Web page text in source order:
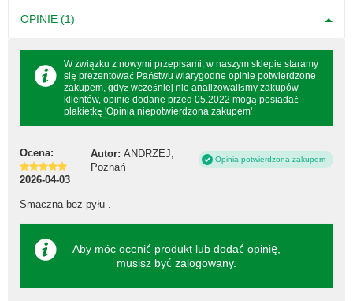
OPINIE (1)
W związku z nowymi przepisami, w naszym sklepie staramy
się prezentować Państwu wiarygodne opinie potwierdzone
zakupem, gdyż wcześniej nie analizowaliśmy zakupów
klientów, opinie dodane przed 05.2022 mogą posiadać
plakietkę 'Opinia niepotwierdzona zakupem'
Ocena: Autor: ANDRZEJ,
Poznań
Opinia potwierdzona zakupem
2026-04-03
Smaczna bez pyłu .
Aby móc ocenić produkt lub dodać opinię,
musisz być zalogowany.